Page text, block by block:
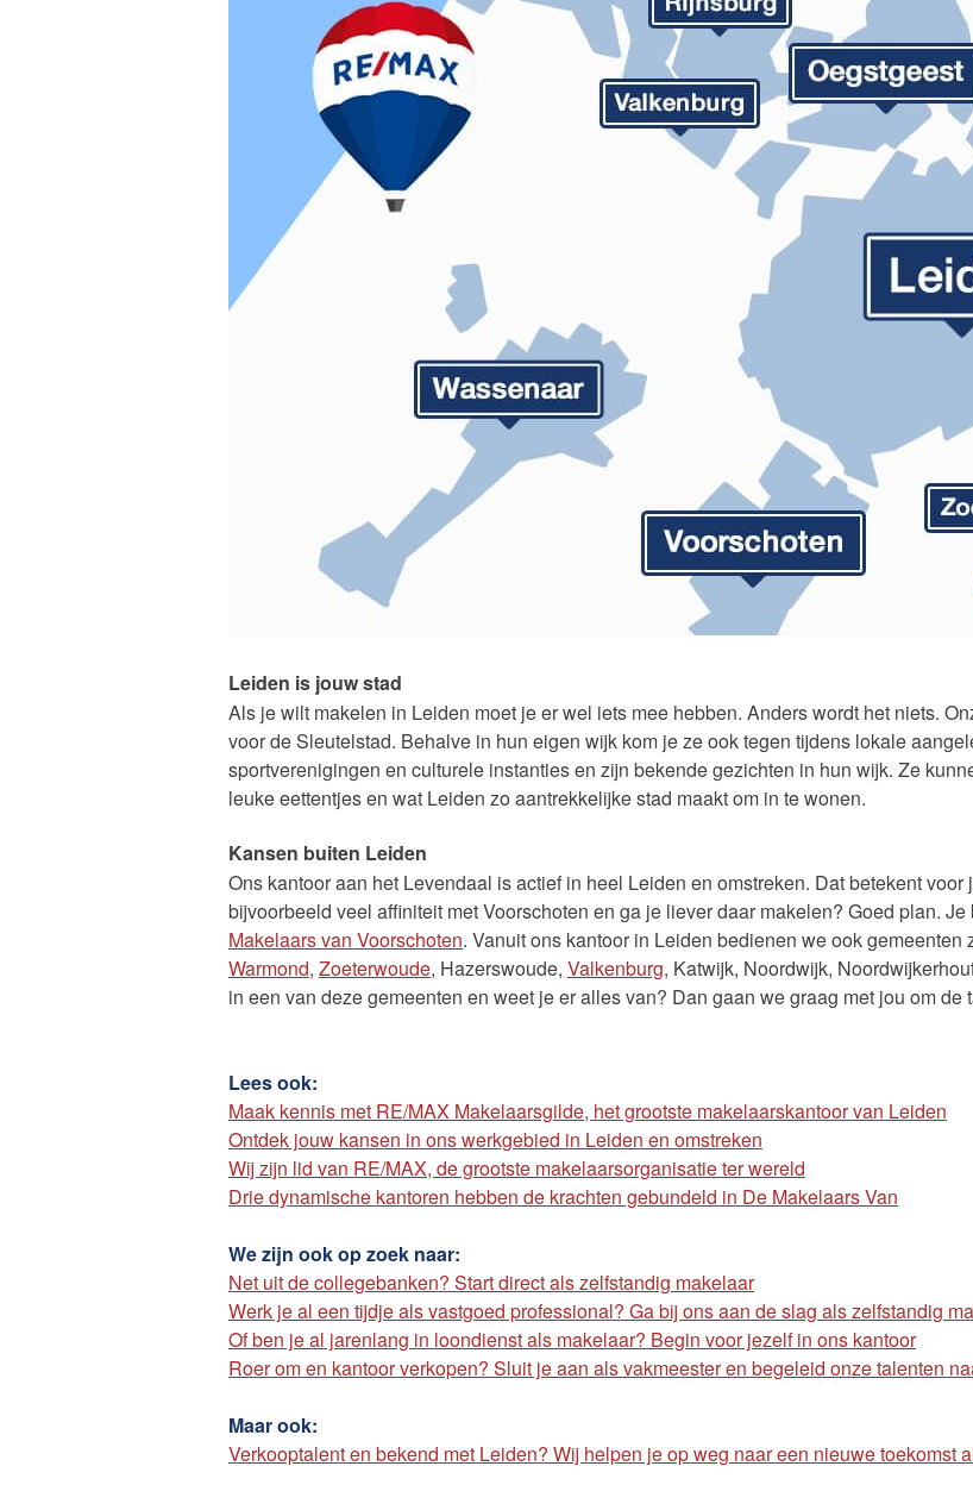
Leiden is jouw stad
Als je wilt makelen in Leiden moet je er wel iets mee hebben. Anders wordt het niets.
voor de Sleutelstad. Behalve in hun eigen wijk kom je ze ook tegen tijdens lokale
sportverenigingen en culturele instanties en zijn bekende gezichten in hun wijk. Ze
leuke eettentjes en wat Leiden zo aantrekkelijke stad maakt om in te wonen.
Kansen buiten Leiden
Ons kantoor aan het Levendaal is actief in heel Leiden en omstreken. Dat betekent
bijvoorbeeld veel affiniteit met Voorschoten en ga je liever daar makelen? Goed plan.
Makelaars van Voorschoten. Vanuit ons kantoor in Leiden bedienen we ook gemeenten
Warmond, Zoeterwoude, Hazerswoude, Valkenburg, Katwijk, Noordwijk,
in een van deze gemeenten en weet je er alles van? Dan gaan we graag met jou om de
Lees ook:
Maak kennis met RE/MAX Makelaarsgilde, het grootste makelaarskantoor van Leiden
Ontdek jouw kansen in ons werkgebied in Leiden en omstreken
Wij zijn lid van RE/MAX, de grootste makelaarsorganisatie ter wereld
Drie dynamische kantoren hebben de krachten gebundeld in De Makelaars Van
We zijn ook op zoek naar:
Net uit de collegebanken? Start direct als zelfstandig makelaar
Werk je al een tijdje als vastgoed professional? Ga bij ons aan de slag als zelfstandig
Of ben je al jarenlang in loondienst als makelaar? Begin voor jezelf in ons kantoor
Roer om en kantoor verkopen? Sluit je aan als vakmeester en begeleid onze talenten
Maar ook:
Verkooptalent en bekend met Leiden? Wij helpen je op weg naar een nieuwe toekomst